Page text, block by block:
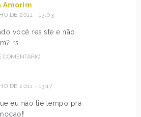
Amorim
DE 2011 - 13:03
você resiste e não
rs
COMENTÁRIO
DE 2011 - 13:17
eu nao tie tempo pra